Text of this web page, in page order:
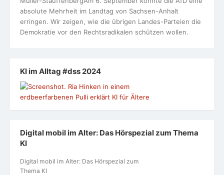
absolute Mehrheit im Landtag von Sachsen-Anhalt
erringen. Wir zeigen, wie die übrigen Landes-Parteien die
Demokratie vor den Rechtsradikalen schützen wollen.
KI im Alltag #dss 2024
Digital mobil im Alter: Das Hörspezial zum Thema
KI
Digital mobil im Alter: Das Hörspezial zum
Thema KI